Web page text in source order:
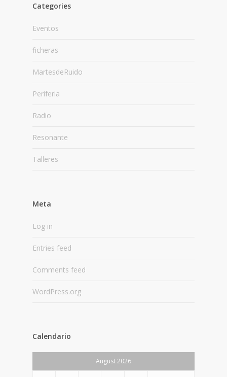
Categories
Eventos
ficheras
MartesdeRuido
Periferia
Radio
Resonante
Talleres
Meta
Log in
Entries feed
Comments feed
WordPress.org
Calendario
August 2026